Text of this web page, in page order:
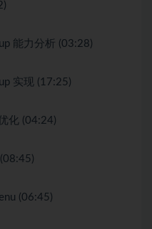
能力分析 (03:28)
实现 (17:25)
化 (04:24)
(06:45)